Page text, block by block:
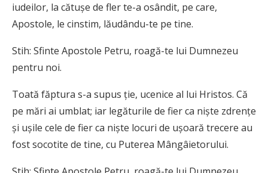
iudeilor, la cătuşe de fler te-a osândit, pe care,
Apostole, le cinstim, lăudându-te pe tine.
Stih: Sfinte Apostole Petru, roagă-te lui Dumnezeu
pentru noi.
Toată făptura s-a supus ţie, ucenice al lui Hristos. Că
pe mări ai umblat; iar legăturile de fier ca nişte zdrenţe
şi uşile cele de fier ca nişte locuri de uşoară trecere au
fost socotite de tine, cu Puterea Mângâietorului.